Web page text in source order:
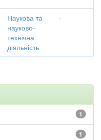
Наукова та
науково-
технічна
діяльність
-
1
1